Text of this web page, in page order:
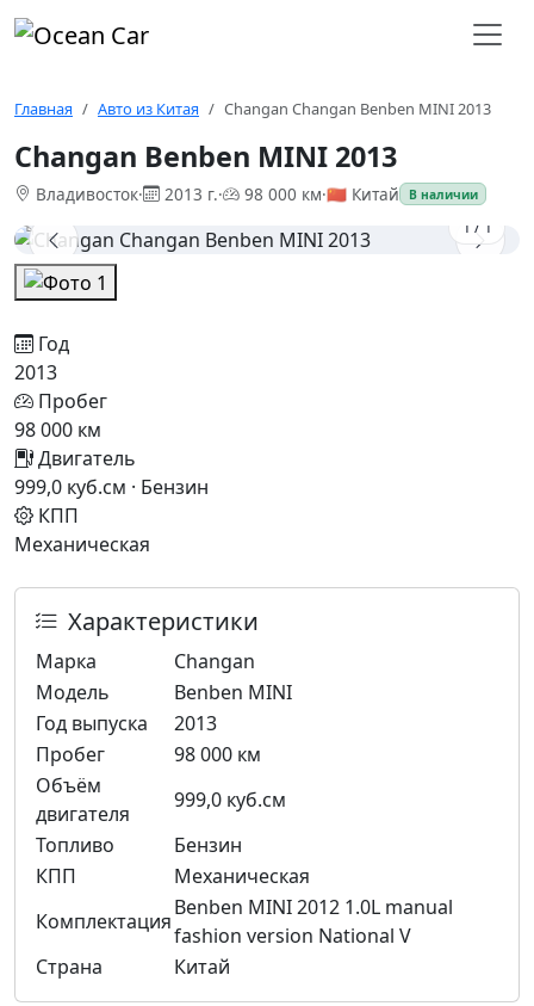
Главная Авто из Китая Changan Changan Benben MINI 2013
Changan Benben MINI 2013
Владивосток· 2013 г.· 98 000 км·🇨🇳 Китай В наличии
1 / 1
Год
2013
Пробег
98 000 км
Двигатель
999,0 куб.см · Бензин
КПП
Механическая
Характеристики
Марка
Changan
Модель
Benben MINI
Год выпуска
2013
Пробег
98 000 км
Объём
двигателя
999,0 куб.см
Топливо
Бензин
КПП
Механическая
Комплектация
Benben MINI 2012 1.0L manual
fashion version National V
Страна
Китай